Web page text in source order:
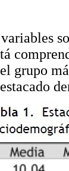
grupo